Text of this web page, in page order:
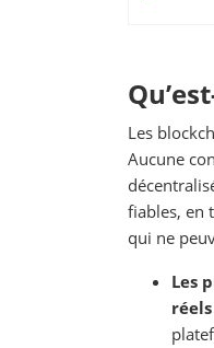
Les
Aucune
fiables, en
qui ne
Les